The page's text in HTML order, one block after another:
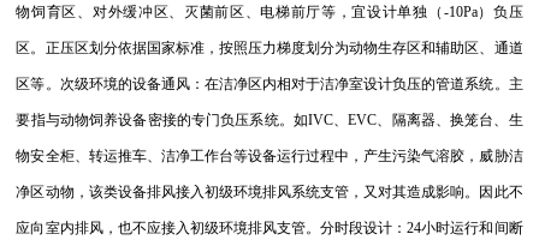
物饲育区、对外缓冲区、灭菌前区、电梯前厅等，宜设计单独（-10Pa）负压
区。正压区划分依据国家标准，按照压力梯度划分为动物生存区和辅助区、通道
区等。次级环境的设备通风：在洁净区内相对于洁净室设计负压的管道系统。主
要指与动物饲养设备密接的专门负压系统。如IVC、EVC、隔离器、换笼台、生
物安全柜、转运推车、洁净工作台等设备运行过程中，产生污染气溶胶，威胁洁
净区动物，该类设备排风接入初级环境排风系统支管，又对其造成影响。因此不
应向室内排风，也不应接入初级环境排风支管。分时段设计：24小时运行和间断